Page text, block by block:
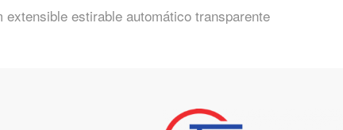
extensible estirable automático transparente